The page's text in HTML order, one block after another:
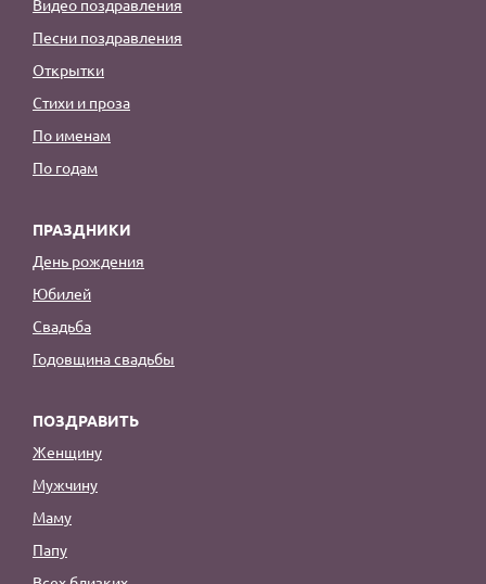
Песни поздравления
Открытки
Стихи и проза
По именам
По годам
ПРАЗДНИКИ
День рождения
Юбилей
Свадьба
Годовщина свадьбы
ПОЗДРАВИТЬ
Женщину
Мужчину
Маму
Папу